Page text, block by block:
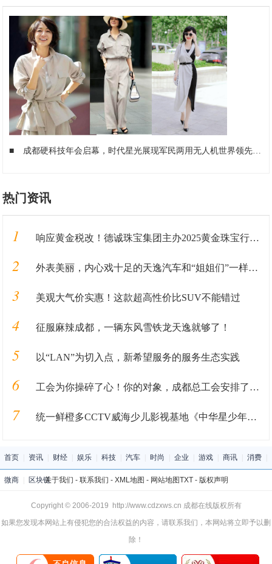
■ 成都硬科技年会启幕，时代星光展现军民两用无人机世界领先实力
热门资讯
1 响应黄金税改！德诚珠宝集团主办2025黄金珠宝行业峰会
2 外表美丽，内心戏十足的天逸汽车和“姐姐们”一样，靠实力圈粉
3 美观大气价实惠！这款超高性价比SUV不能错过
4 征服麻辣成都，一辆东风雪铁龙天逸就够了！
5 以“LAN”为切入点，新希望服务的服务生态实践
6 工会为你操碎了心！你的对象，成都总工会安排了！！！
7 统一鲜橙多CCTV威海少儿影视基地《中华星少年》火热报名中
首页 资讯 财经 娱乐 科技 汽车 时尚 企业 游戏 商讯 消费
微商 区块链关于我们 - 联系我们 - XML地图 - 网站地图TXT- 版权声明
Copyright © 2006-2019 http://www.cdzxws.cn 成都在线版权所有
如果您发现本网站上有侵犯您的合法权益的内容，请联系我们，本网站将立即予以删
除！